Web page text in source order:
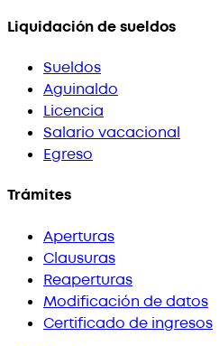
Liquidación de sueldos
Sueldos
Aguinaldo
Licencia
Salario vacacional
Egreso
Trámites
Aperturas
Clausuras
Reaperturas
Modificación de datos
Certificado de ingresos